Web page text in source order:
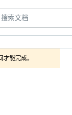
能完成。